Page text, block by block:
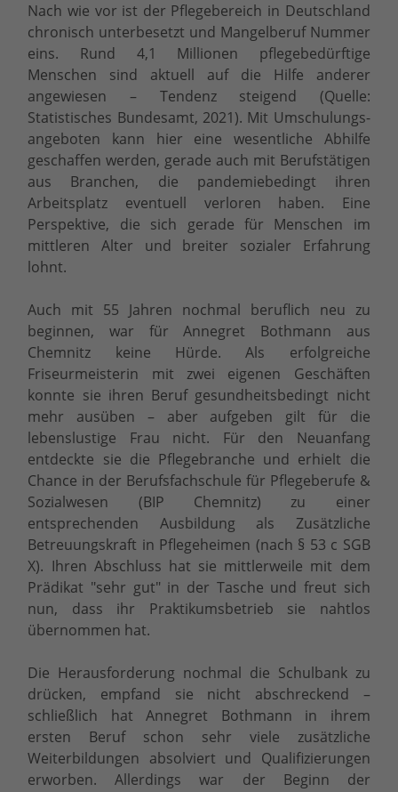
Nach wie vor ist der Pflegebereich in Deutschland
chronisch unterbesetzt und Mangelberuf Nummer
eins. Rund 4,1 Millionen pflegebedürftige
Menschen sind aktuell auf die Hilfe anderer
angewiesen – Tendenz steigend (Quelle:
Statistisches Bundesamt, 2021). Mit Umschulungs-
angeboten kann hier eine wesentliche Abhilfe
geschaffen werden, gerade auch mit Berufstätigen
aus Branchen, die pandemiebedingt ihren
Arbeitsplatz eventuell verloren haben. Eine
Perspektive, die sich gerade für Menschen im
mittleren Alter und breiter sozialer Erfahrung
lohnt.
Auch mit 55 Jahren nochmal beruflich neu zu
beginnen, war für Annegret Bothmann aus
Chemnitz keine Hürde. Als erfolgreiche
Friseurmeisterin mit zwei eigenen Geschäften
konnte sie ihren Beruf gesundheitsbedingt nicht
mehr ausüben – aber aufgeben gilt für die
lebenslustige Frau nicht. Für den Neuanfang
entdeckte sie die Pflegebranche und erhielt die
Chance in der Berufsfachschule für Pflegeberufe &
Sozialwesen (BIP Chemnitz) zu einer
entsprechenden Ausbildung als Zusätzliche
Betreuungskraft in Pflegeheimen (nach § 53 c SGB
X). Ihren Abschluss hat sie mittlerweile mit dem
Prädikat "sehr gut" in der Tasche und freut sich
nun, dass ihr Praktikumsbetrieb sie nahtlos
übernommen hat.
Die Herausforderung nochmal die Schulbank zu
drücken, empfand sie nicht abschreckend –
schließlich hat Annegret Bothmann in ihrem
ersten Beruf schon sehr viele zusätzliche
Weiterbildungen absolviert und Qualifizierungen
erworben. Allerdings war der Beginn der